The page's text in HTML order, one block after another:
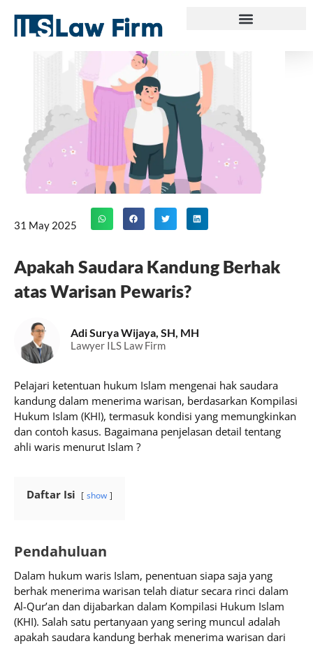
content
31 May 2025
Apakah Saudara Kandung Berhak
atas Warisan Pewaris?
Adi Surya Wijaya, SH, MH
Lawyer ILS Law Firm
Pelajari ketentuan hukum Islam mengenai hak saudara
kandung dalam menerima warisan, berdasarkan Kompilasi
Hukum Islam (KHI), termasuk kondisi yang memungkinkan
dan contoh kasus. Bagaimana penjelasan detail tentang
ahli waris menurut Islam ?
Daftar Isi show
Pendahuluan
Dalam hukum waris Islam, penentuan siapa saja yang
berhak menerima warisan telah diatur secara rinci dalam
Al-Qur’an dan dijabarkan dalam Kompilasi Hukum Islam
(KHI). Salah satu pertanyaan yang sering muncul adalah
apakah saudara kandung berhak menerima warisan dari